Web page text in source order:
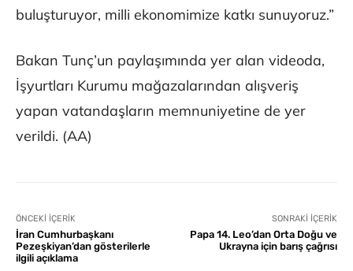
buluşturuyor, milli ekonomimize katkı sunuyoruz.”
Bakan Tunç’un paylaşımında yer alan videoda,
İşyurtları Kurumu mağazalarından alışveriş
yapan vatandaşların memnuniyetine de yer
verildi. (AA)
ÖNCEKI İÇERIK
İran Cumhurbaşkanı
Pezeşkiyan’dan gösterilerle
ilgili açıklama
SONRAKI İÇERIK
Papa 14. Leo’dan Orta Doğu ve
Ukrayna için barış çağrısı